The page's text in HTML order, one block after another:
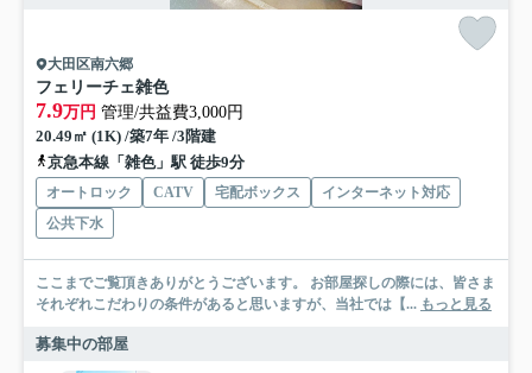
大田区南六郷
フェリーチェ雑色
7.9万円 管理/共益費3,000円
20.49㎡ (1K) /築7年 /3階建
京急本線「雑色」駅 徒歩9分
オートロック CATV 宅配ボックス
インターネット対応
公共下水
ここまでご覧頂きありがとうございます。 お部屋探しの際には、皆さま
それぞれこだわりの条件があると思いますが、当社では【... もっと見る
募集中の部屋